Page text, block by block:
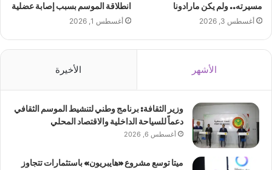
مسيرته.. ولم يكن مارادونا
أغسطس 3, 2026
انطلاقة الموسم بسبب إصابة عضلية
أغسطس 1, 2026
الأشهر الأخيرة
وزير الثقافة: برنامج وطني لتنشيط الموسم الثقافي
دعماً للسياحة الداخلية والاقتصاد المحلي
أغسطس 6, 2026
ميتا توسع مشروع «هايبريون» باستثمارات تتجاوز